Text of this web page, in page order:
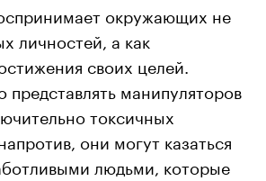
окружающих не
личностей, а как
своих целей.
представлять манипуляторов
токсичных
они могут казаться
людьми, которые